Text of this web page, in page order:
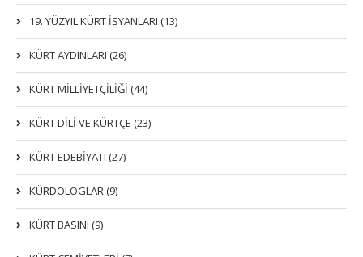
19. YÜZYIL KÜRT İSYANLARI (13)
KÜRT AYDINLARI (26)
KÜRT MİLLİYETÇİLİĞİ (44)
KÜRT DİLİ VE KÜRTÇE (23)
KÜRT EDEBİYATI (27)
KÜRDOLOGLAR (9)
KÜRT BASINI (9)